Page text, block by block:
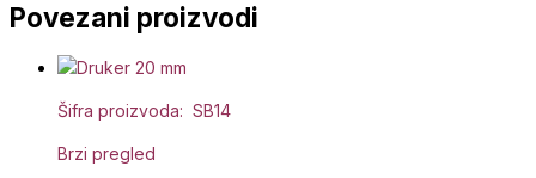
Povezani proizvodi
Šifra proizvoda: SB14
Brzi pregled